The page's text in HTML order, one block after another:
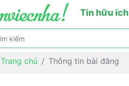
Tin hữu ích
Trang chủ Thông tin bài đăng